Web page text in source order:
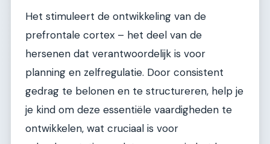
Het stimuleert de ontwikkeling van de
prefrontale cortex – het deel van de
hersenen dat verantwoordelijk is voor
planning en zelfregulatie. Door consistent
gedrag te belonen en te structureren, help je
je kind om deze essentiële vaardigheden te
ontwikkelen, wat cruciaal is voor